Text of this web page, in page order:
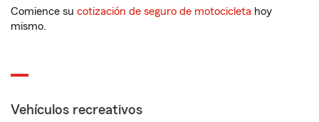
Comience su cotización de seguro de motocicleta hoy
mismo.
Vehículos recreativos